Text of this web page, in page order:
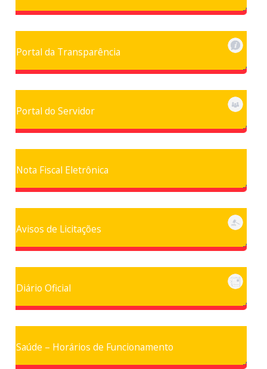
Portal da Transparência
Portal do Servidor
Nota Fiscal Eletrônica
Avisos de Licitações
Diário Oficial
Saúde – Horários de Funcionamento